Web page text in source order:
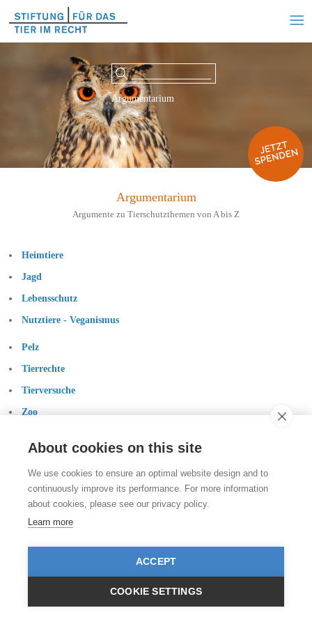
Argumentarium
Argumentarium
Argumente zu Tierschutzthemen von A bis Z
Heimtiere
Jagd
Lebensschutz
Nutztiere - Veganismus
Pelz
Tierrechte
Tierversuche
Zoo
Kontakt
Rigistrasse 9
CH - 8006 Zürich
+41 (0)43 443 06 43
info@tierimrecht.org
Ihre Spende kann von den Steuern abgezogen werden.
IBAN: CH22 8080 8001 5799 0350 4, Raiffeisenbank CHF
© TIR / Impressum und Datenschutz
About cookies on this site
We use cookies to ensure an optimal website design and to
continuously improve its performance. For more information
about cookies, please see our privacy policy.
Learn more
ACCEPT
COOKIE SETTINGS